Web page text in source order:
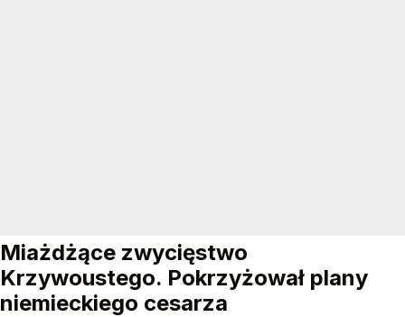
Miażdżące zwycięstwo
Krzywoustego. Pokrzyżował plany
niemieckiego cesarza